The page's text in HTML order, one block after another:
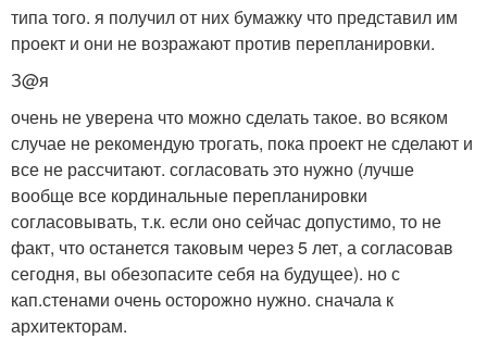
типа того. я получил от них бумажку что представил им
проект и они не возражают против перепланировки.
З@я
очень не уверена что можно сделать такое. во всяком
случае не рекомендую трогать, пока проект не сделают и
все не рассчитают. согласовать это нужно (лучше
вообще все кординальные перепланировки
согласовывать, т.к. если оно сейчас допустимо, то не
факт, что останется таковым через 5 лет, а согласовав
сегодня, вы обезопасите себя на будущее). но с
кап.стенами очень осторожно нужно. сначала к
архитекторам.